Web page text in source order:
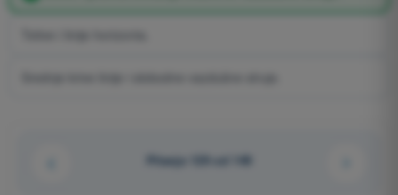
Pitanje 129 od 149